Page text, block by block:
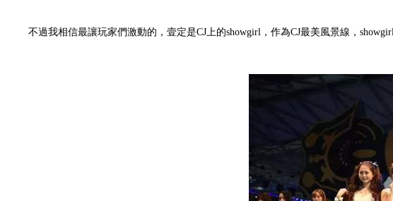
不過我相信最讓玩家們激動的，壹定是CJ上的showgirl，作為CJ最美風景線，